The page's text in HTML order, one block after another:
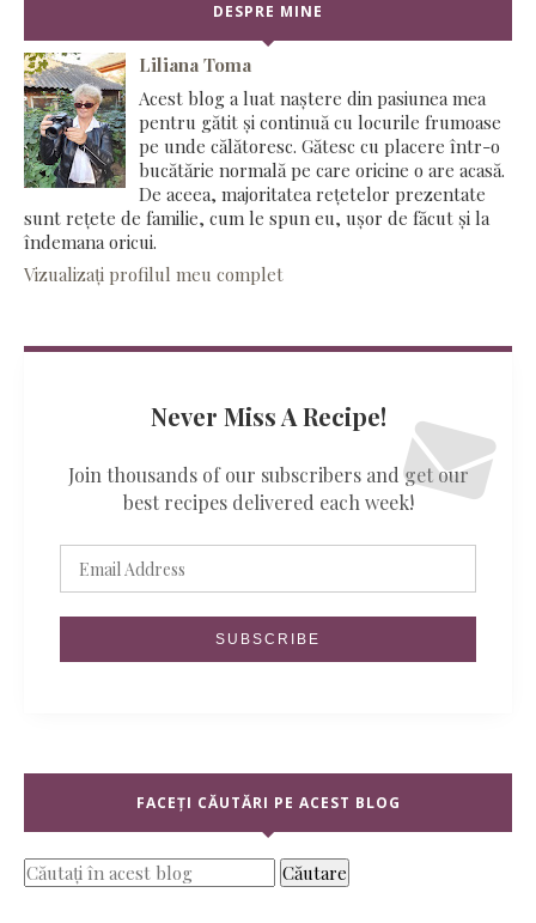
DESPRE MINE
Liliana Toma
Acest blog a luat naștere din pasiunea mea
pentru gătit și continuă cu locurile frumoase
pe unde călătoresc. Gătesc cu placere într-o
bucătărie normală pe care oricine o are acasă.
De aceea, majoritatea rețetelor prezentate
sunt rețete de familie, cum le spun eu, ușor de făcut și la
îndemana oricui.
Vizualizați profilul meu complet
Never Miss A Recipe!
Join thousands of our subscribers and get our
best recipes delivered each week!
FACEȚI CĂUTĂRI PE ACEST BLOG